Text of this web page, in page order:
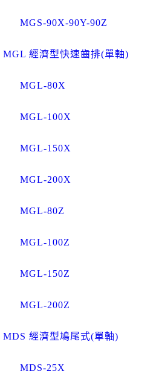
MGS-90X-90Y-90Z
▌MGL 經濟型快速齒排(單軸)
MGL-80X
MGL-100X
MGL-150X
MGL-200X
MGL-80Z
MGL-100Z
MGL-150Z
MGL-200Z
▌MDS 經濟型鳩尾式(單軸)
MDS-25X